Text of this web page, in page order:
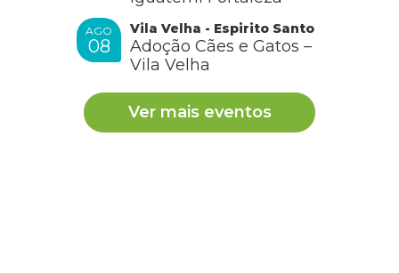
AGO
08
Vila Velha - Espirito Santo
Adoção Cães e Gatos –
Vila Velha
Ver mais eventos